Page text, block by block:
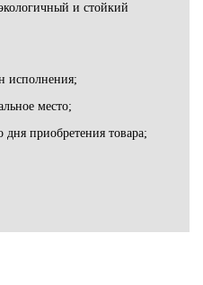
и стойкий
исполнения;
место;
дня приобретения товара;